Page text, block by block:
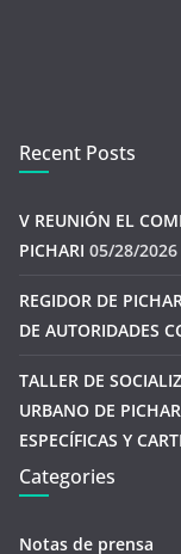
Recent Posts
V REUNIÓN EL
PICHARI 05/28/2026
REGIDOR DE
DE AUTORIDADES
TALLER DE
URBANO DE
ESPECÍFICAS Y
Categories
Notas de prensa